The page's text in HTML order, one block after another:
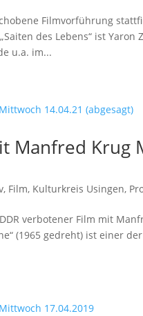
Filmvorführung
des Lebens“ ist
u.a. im...
Manfred Krug
, Film, Kulturkreis Usingen,
verbotener Film mit
(1965 gedreht) ist einer